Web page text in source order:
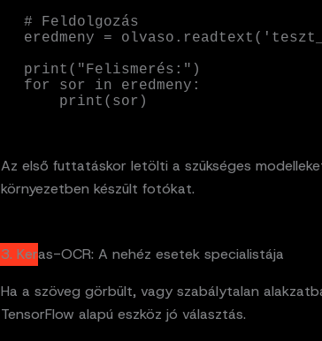
# Feldolgozás
eredmeny =
print("Felismerés:")
for sor in eredmeny:
    print(sor)
Az első futtatáskor letölti a szükséges
környezetben készült fotókat.
3. Keras-OCR: A nehéz esetek specialistája
Ha a szöveg görbült, vagy szabálytalan
TensorFlow alapú eszköz jó választás.